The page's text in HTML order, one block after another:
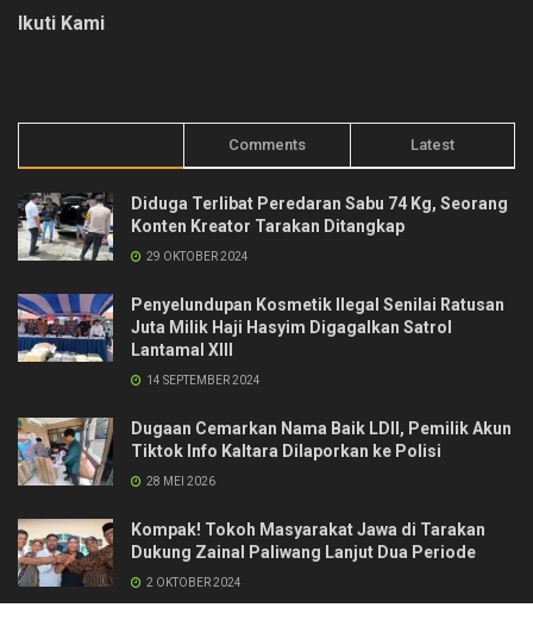
Ikuti Kami
Comments Latest
Diduga Terlibat Peredaran Sabu 74 Kg, Seorang
Konten Kreator Tarakan Ditangkap
29 OKTOBER 2024
Penyelundupan Kosmetik Ilegal Senilai Ratusan
Juta Milik Haji Hasyim Digagalkan Satrol
Lantamal XIII
14 SEPTEMBER 2024
Dugaan Cemarkan Nama Baik LDII, Pemilik Akun
Tiktok Info Kaltara Dilaporkan ke Polisi
28 MEI 2026
Kompak! Tokoh Masyarakat Jawa di Tarakan
Dukung Zainal Paliwang Lanjut Dua Periode
2 OKTOBER 2024